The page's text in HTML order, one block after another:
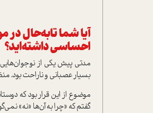
آیا شما تابه‌حال در
احساسی داشته‌اید؟
مدتی پیش یکی از
بسیار عصبانی و ناراحت بود.
موضوع از این قرار بود که
‌گفتم که «چرا به آن‌ها «نه»